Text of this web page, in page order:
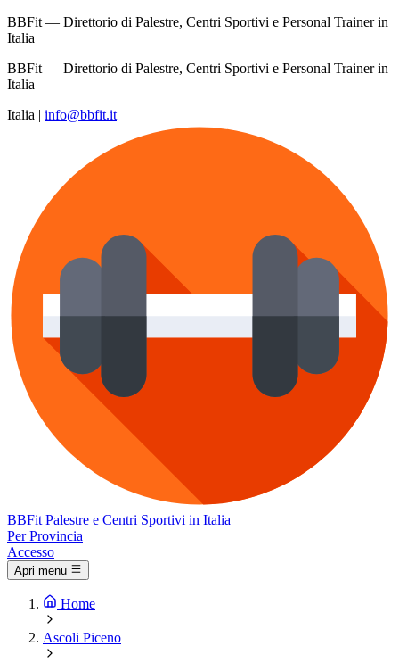
BBFit — Direttorio di Palestre, Centri Sportivi e Personal Trainer in
Italia
BBFit — Direttorio di Palestre, Centri Sportivi e Personal Trainer in
Italia
Italia | info@bbfit.it
BBFit Palestre e Centri Sportivi in Italia
Per Provincia
Accesso
Apri menu
Home
Ascoli Piceno